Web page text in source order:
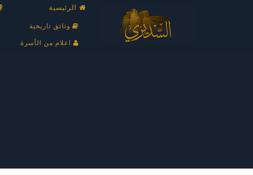
الرئيسية
وثائق تاريخية
اعلام من الأسرة